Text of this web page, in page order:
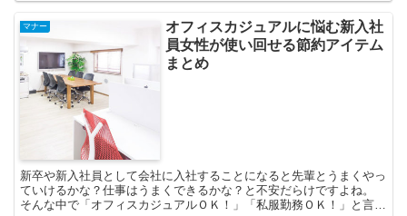
マナー
オフィスカジュアルに悩む新入社
員女性が使い回せる節約アイテム
まとめ
新卒や新入社員として会社に入社することになると先輩とうまくやっ
ていけるかな？仕事はうまくできるかな？と不安だらけですよね。
そんな中で「オフィスカジュアルＯＫ！」「私服勤務ＯＫ！」と言わ